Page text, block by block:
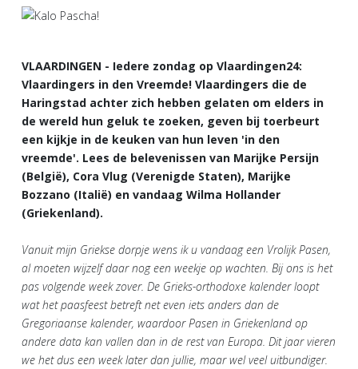
VLAARDINGEN - Iedere zondag op Vlaardingen24:
Vlaardingers in den Vreemde! Vlaardingers die de
Haringstad achter zich hebben gelaten om elders in
de wereld hun geluk te zoeken, geven bij toerbeurt
een kijkje in de keuken van hun leven 'in den
vreemde'. Lees de belevenissen van Marijke Persijn
(België), Cora Vlug (Verenigde Staten), Marijke
Bozzano (Italië) en vandaag Wilma Hollander
(Griekenland).
Vanuit mijn Griekse dorpje wens ik u vandaag een Vrolijk Pasen,
al moeten wijzelf daar nog een weekje op wachten. Bij ons is het
pas volgende week zover. De Grieks-orthodoxe kalender loopt
wat het paasfeest betreft net even iets anders dan de
Gregoriaanse kalender, waardoor Pasen in Griekenland op
andere data kan vallen dan in de rest van Europa. Dit jaar vieren
we het dus een week later dan jullie, maar wel veel uitbundiger.